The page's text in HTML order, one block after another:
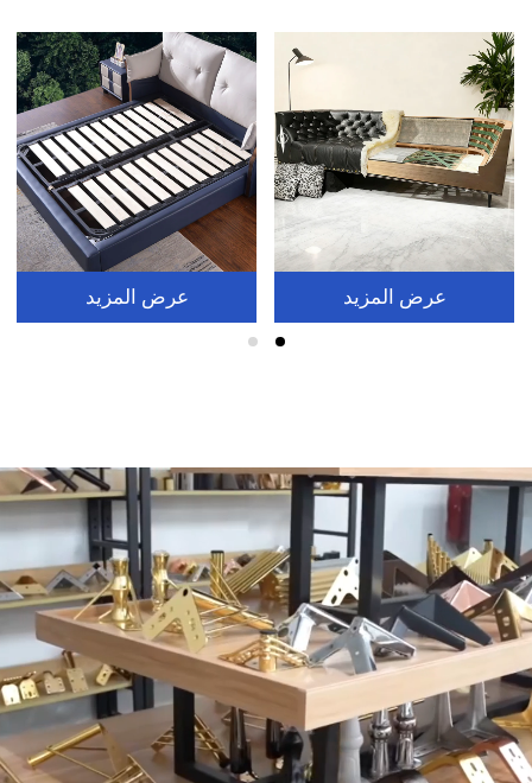
عرض المزيد عرض المزيد